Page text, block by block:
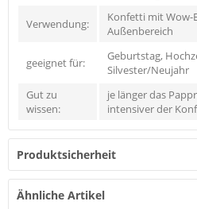
Verwendung:
Konfetti mit Wow-
Außenbereich
geeignet für:
Geburtstag,
Silvester/Neujahr
Gut zu
wissen:
je länger das
intensiver der
Produktsicherheit
Ähnliche Artikel